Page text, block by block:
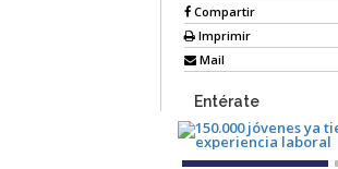
Compartir
Imprimir
Mail
Entérate